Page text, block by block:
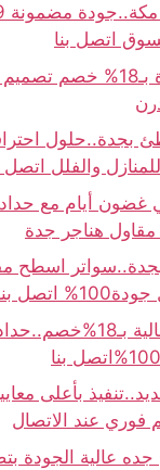
اتصل بنا
حداد ابواب جدة بـ18%
بجدة..حلول
والفلل اتصل
غضون أيام مع
اسطح
بنا الان
حداد ابحر الشمالية
عالية الجودة